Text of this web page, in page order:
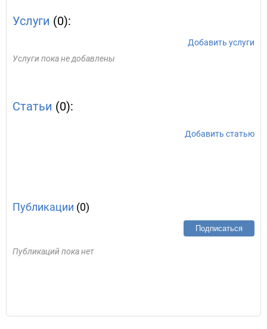
Услуги (0):
Добавить услуги
Услуги пока не добавлены
Статьи (0):
Добавить статью
Публикации (0)
Подписаться
Публикаций пока нет